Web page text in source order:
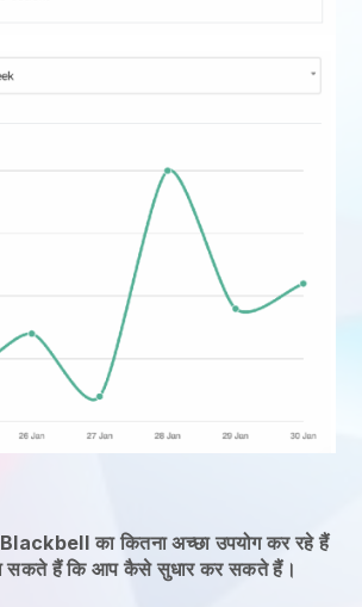
Blackbell का कितना अच्छा उपयोग कर रहे हैं
सकते हैं कि आप कैसे सुधार कर सकते हैं।